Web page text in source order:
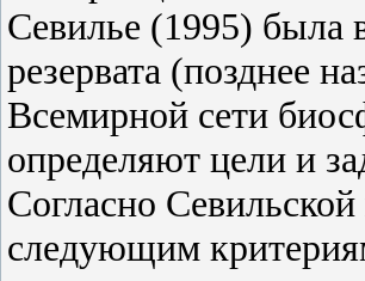
Севилье (1995) была
резервата (позднее
Всемирной сети
определяют цели и
Согласно
следующим